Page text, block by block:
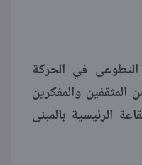
في الحركة
والمفكرين
الرئيسية بالمبنى